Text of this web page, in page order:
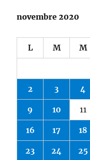
novembre 2020
L M M
2 3 4
9 10 11
16 17 18
23 24 25